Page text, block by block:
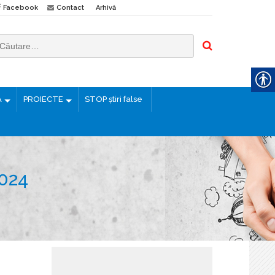
Facebook Contact Arhivă
PROIECTE STOP știri false